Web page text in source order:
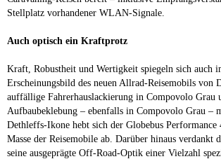
Stellplatz vorhandener WLAN-Signale.
Auch optisch ein Kraftprotz
Kraft, Robustheit und Wertigkeit spiegeln sich auch
Erscheinungsbild des neuen Allrad-Reisemobils von
auffällige Fahrerhauslackierung in Compovolo Grau
Aufbaubeklebung – ebenfalls in Compovolo Grau –
Dethleffs-Ikone hebt sich der Globebus
Masse der Reisemobile ab. Darüber hinaus verdankt
seine ausgeprägte Off-Road-Optik einer Vielzahl